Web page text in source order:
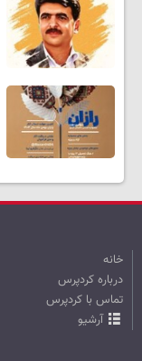
خانه
درباره کردپرس
تماس با کردپرس
آرشیو